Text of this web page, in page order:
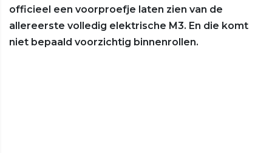
officieel een voorproefje laten zien van de
allereerste volledig elektrische M3. En die komt
niet bepaald voorzichtig binnenrollen.